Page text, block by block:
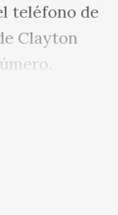
teléfono de
Clayton